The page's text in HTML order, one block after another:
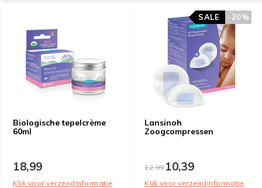
Biologische tepelcrème
60ml
18,99
Klik voor verzendinformatie
Lansinoh
Zoogcompressen
-20%
SALE
12,9910,39
Klik voor verzendinformatie